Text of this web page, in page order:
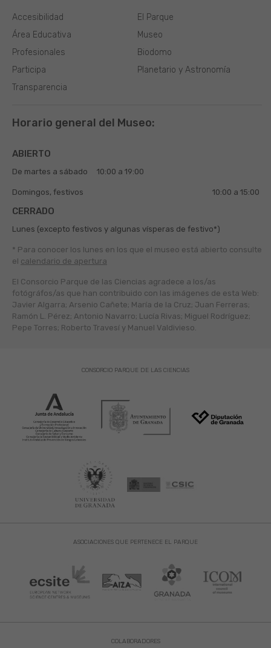
El Parque
Museo
Biodomo
Planetario y Astronomía
Área Educativa
Profesionales
Participa
Transparencia
Accesibilidad
Horario general del Museo:
ABIERTO
De martes a sábado 10:00 a 19:00
Domingos, festivos 10:00 a 15:00
CERRADO
Lunes (excepto festivos y algunas vísperas de festivo*)
* Para conocer los lunes en los que el museo está abierto consulte
el calendario de apertura
El Consorcio Parque de las Ciencias agradece a los/as
fotógráfos/as que han contribuido con las imágenes de esta Web:
Javier Algarra; Arsenio Cañete; María de la Cruz; Juan Ferreras;
Ramón L. Pérez; Antonio Navarro; Lucía Rivas; Miguel Rodríguez;
Pepe Torres; Roberto Travesí y Manuel Valdivieso.
ASOCIACIONES QUE PERTENECE EL PARQUE
CONSORCIO PARQUE DE LAS CIENCIAS
COLABORADORES